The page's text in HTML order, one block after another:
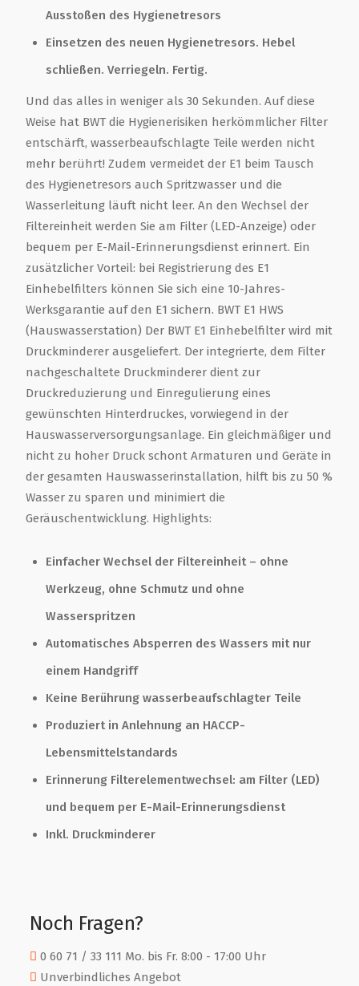
Ausstoßen des Hygienetresors
Einsetzen des neuen Hygienetresors. Hebel
schließen. Verriegeln. Fertig.
Und das alles in weniger als 30 Sekunden. Auf diese
Weise hat BWT die Hygienerisiken herkömmlicher Filter
entschärft, wasserbeaufschlagte Teile werden nicht
mehr berührt! Zudem vermeidet der E1 beim Tausch
des Hygienetresors auch Spritzwasser und die
Wasserleitung läuft nicht leer. An den Wechsel der
Filtereinheit werden Sie am Filter (LED-Anzeige) oder
bequem per E-Mail-Erinnerungsdienst erinnert. Ein
zusätzlicher Vorteil: bei Registrierung des E1
Einhebelfilters können Sie sich eine 10-Jahres-
Werksgarantie auf den E1 sichern. BWT E1 HWS
(Hauswasserstation) Der BWT E1 Einhebelfilter wird mit
Druckminderer ausgeliefert. Der integrierte, dem Filter
nachgeschaltete Druckminderer dient zur
Druckreduzierung und Einregulierung eines
gewünschten Hinterdruckes, vorwiegend in der
Hauswasserversorgungsanlage. Ein gleichmäßiger und
nicht zu hoher Druck schont Armaturen und Geräte in
der gesamten Hauswasserinstallation, hilft bis zu 50 %
Wasser zu sparen und minimiert die
Geräuschentwicklung. Highlights:
Einfacher Wechsel der Filtereinheit – ohne
Werkzeug, ohne Schmutz und ohne
Wasserspritzen
Automatisches Absperren des Wassers mit nur
einem Handgriff
Keine Berührung wasserbeaufschlagter Teile
Produziert in Anlehnung an HACCP-
Lebensmittelstandards
Erinnerung Filterelementwechsel: am Filter (LED)
und bequem per E-Mail-Erinnerungsdienst
Inkl. Druckminderer
Noch Fragen?
0 60 71 / 33 111 Mo. bis Fr. 8:00 - 17:00 Uhr
Unverbindliches Angebot